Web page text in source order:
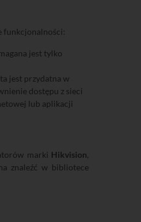
funkcjonalności:
jest tylko
jest przydatna w
dostępu z sieci
lub aplikacji
marki Hikvision,
znaleźć w bibliotece